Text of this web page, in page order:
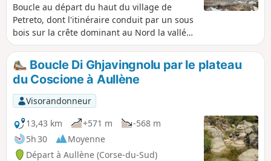
Boucle au départ du haut du village de
Petreto, dont l'itinéraire conduit par un sous
bois sur la crête dominant au Nord la vallée
du Taravo et au Sud la vallée de la Rocca.
Depuis cette ligne de crête, de belles vues
sur les vallées, le Golfe de Propriano et au
loin Ajaccio. Le parcours passe par le
mémorial du crash d'avion de décembre
1981 avant de descendre sur le Col de Vélica
puis vers le point de départ par un joli sous
bois de feuillus.
Boucle Di Ghjavingnolu par le plateau
du Coscione à Aullène
Visorandonneur
13,43 km
+571 m
-568 m
5h 30
Moyenne
Départ à Aullène (Corse-du-Sud)